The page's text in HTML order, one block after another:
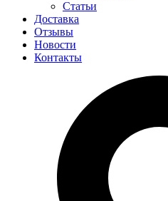
Статьи
Доставка
Отзывы
Новости
Контакты